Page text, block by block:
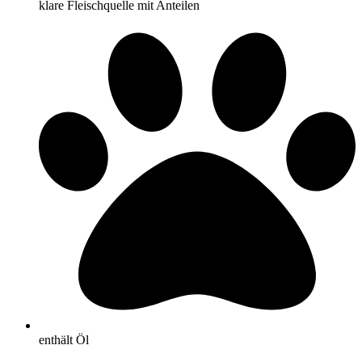
klare Fleischquelle mit Anteilen
enthält Öl